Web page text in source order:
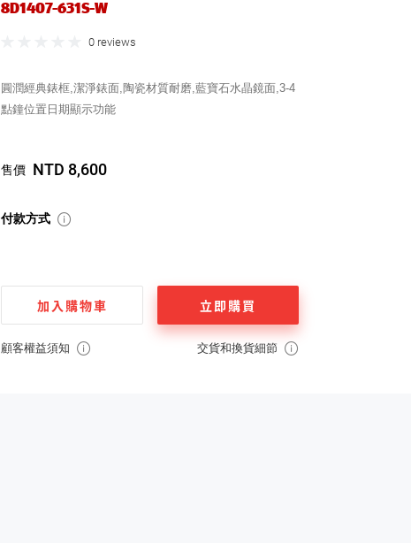
8D1407-631S-W
0 reviews
圓潤經典錶框,潔淨錶面,陶瓷材質耐磨,藍寶石水晶鏡面,3-4
點鐘位置日期顯示功能
售價 NTD 8,600
付款方式
加入購物車 立即購買
顧客權益須知 交貨和換貨細節